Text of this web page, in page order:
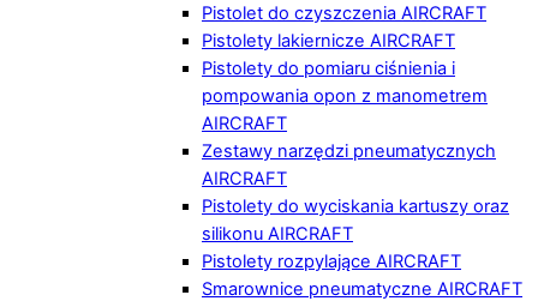
Pistolet do czyszczenia AIRCRAFT
Pistolety lakiernicze AIRCRAFT
Pistolety do pomiaru ciśnienia i
pompowania opon z manometrem
AIRCRAFT
Zestawy narzędzi pneumatycznych
AIRCRAFT
Pistolety do wyciskania kartuszy oraz
silikonu AIRCRAFT
Pistolety rozpylające AIRCRAFT
Smarownice pneumatyczne AIRCRAFT